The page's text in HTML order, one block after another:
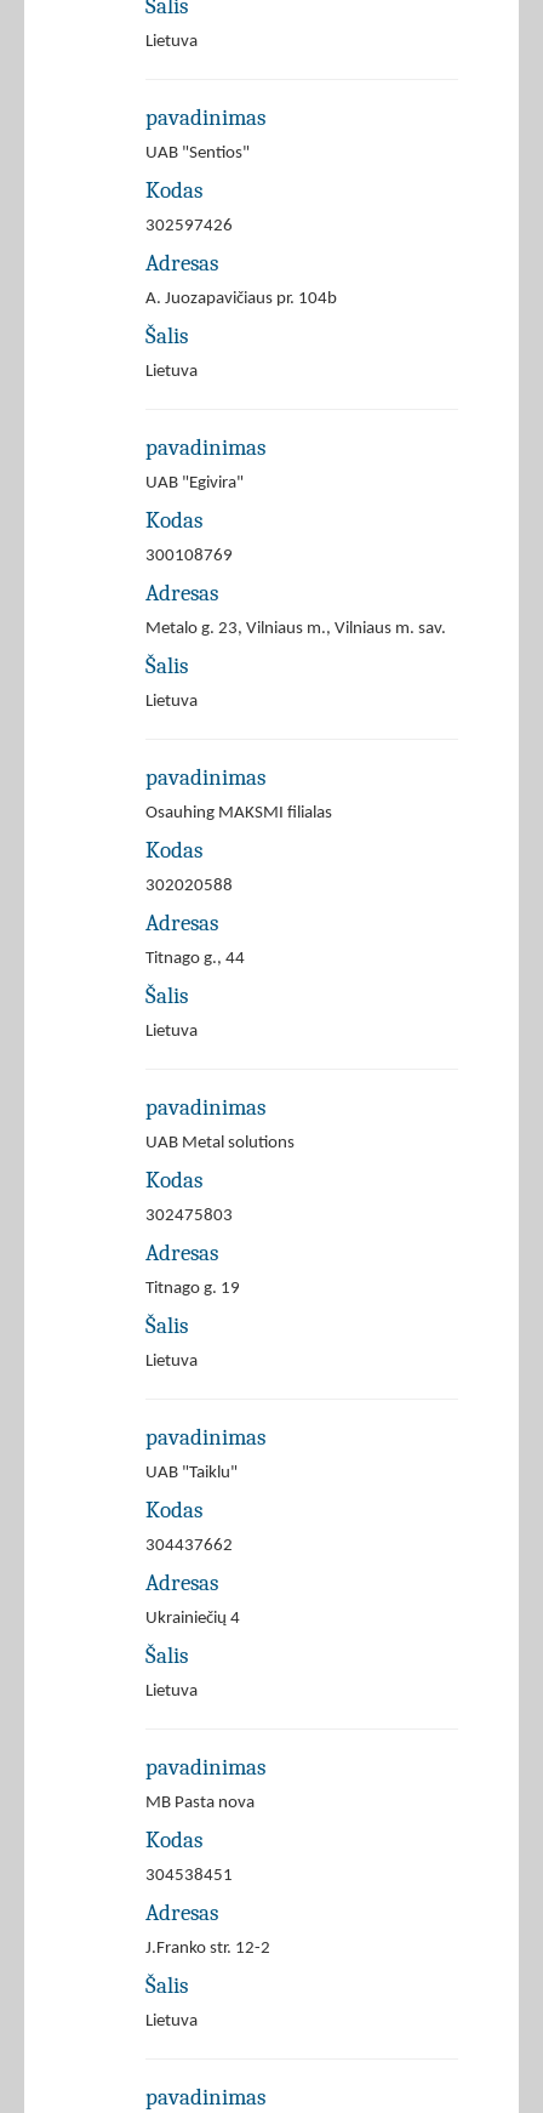
Šalis
Lietuva
pavadinimas
UAB "Sentios"
Kodas
302597426
Adresas
A. Juozapavičiaus pr. 104b
Šalis
Lietuva
pavadinimas
UAB "Egivira"
Kodas
300108769
Adresas
Metalo g. 23, Vilniaus m., Vilniaus m. sav.
Šalis
Lietuva
pavadinimas
Osauhing MAKSMI filialas
Kodas
302020588
Adresas
Titnago g., 44
Šalis
Lietuva
pavadinimas
UAB Metal solutions
Kodas
302475803
Adresas
Titnago g. 19
Šalis
Lietuva
pavadinimas
UAB "Taiklu"
Kodas
304437662
Adresas
Ukrainiečių 4
Šalis
Lietuva
pavadinimas
MB Pasta nova
Kodas
304538451
Adresas
J.Franko str. 12-2
Šalis
Lietuva
pavadinimas